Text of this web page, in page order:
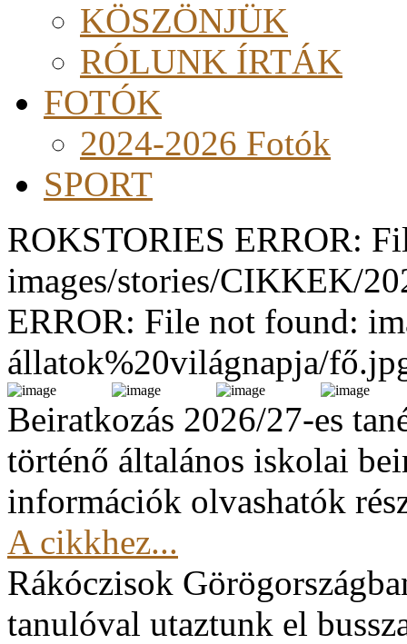
KÖSZÖNJÜK
RÓLUNK ÍRTÁK
FOTÓK
2024-2026 Fotók
SPORT
ROKSTORIES ERROR:
images/stories/CIKKEK/
ERROR: File not found:
állatok%20világnapja/
Beiratkozás 2026/27-es
történő általános iskolai
információk olvashatók
A cikkhez...
Rákóczisok
tanulóval utaztunk el